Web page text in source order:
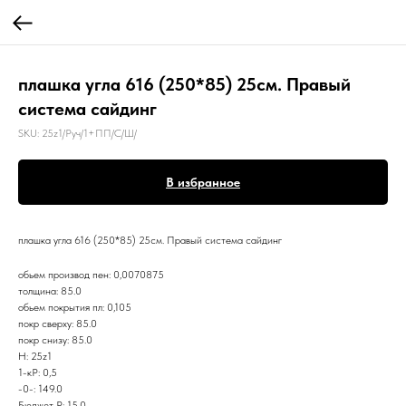
плашка угла 616 (250*85) 25см. Правый
система сайдинг
SKU: 25z1/Руч/1+ПП/С/Ш/
В избранное
плашка угла 616 (250*85) 25см. Правый система сайдинг
обьем производ пен: 0,0070875
толщина: 85.0
обьем покрытия пл: 0,105
покр сверху: 85.0
покр снизу: 85.0
Н: 25z1
1-кР: 0,5
-0-: 149.0